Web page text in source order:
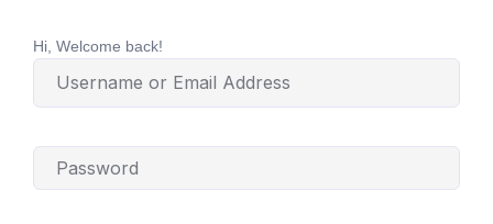
Hi, Welcome back!